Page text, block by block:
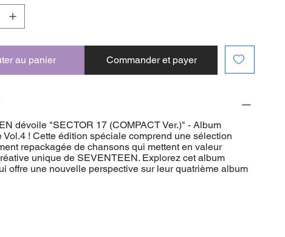
au panier Commander et payer
dévoile "SECTOR 17 (COMPACT Ver.)" - Album
Vol.4 ! Cette édition spéciale comprend une sélection
repackagée de chansons qui mettent en valeur
unique de SEVENTEEN. Explorez cet album
offre une nouvelle perspective sur leur quatrième album